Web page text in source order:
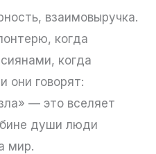
взаимовыручка.
когда
когда
они говорят:
— это вселяет
души люди
мир.